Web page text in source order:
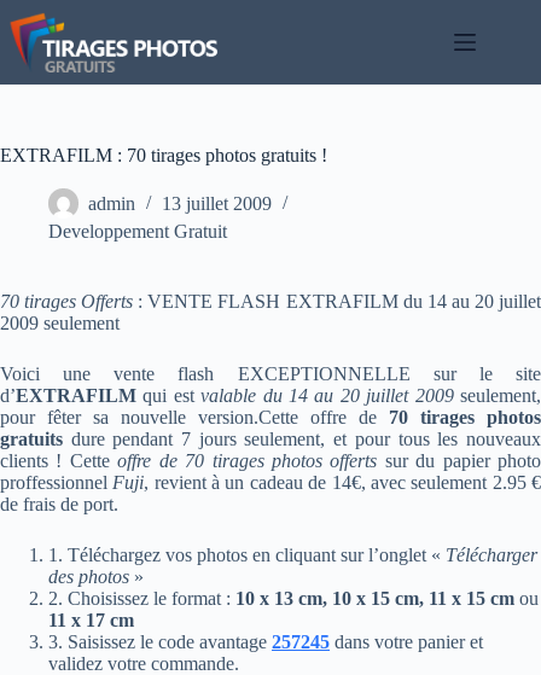
Passer
au
contenu
EXTRAFILM : 70 tirages photos gratuits !
admin
13 juillet 2009
Developpement Gratuit
70 tirages Offerts : VENTE FLASH EXTRAFILM du 14 au 20 juillet
2009 seulement
Voici une vente flash EXCEPTIONNELLE sur le site
d’EXTRAFILM qui estvalable du 14 au 20 juillet 2009seulement,
pour fêter sa nouvelle version.Cette offre de 70 tirages photos
gratuits dure pendant 7 jours seulement, et pour tous les nouveaux
clients ! Cetteoffre de 70 tirages photos offerts sur du papier photo
proffessionnel Fuji, revient à un cadeau de 14€, avec seulement 2.95 €
de frais de port.
1. Téléchargez vos photos en cliquant sur l’onglet « Télécharger
des photos »
2. Choisissez le format : 10 x 13 cm, 10 x 15 cm, 11 x 15 cm ou
11 x 17 cm
3. Saisissez le code avantage 257245 dans votre panier et
validez votre commande.